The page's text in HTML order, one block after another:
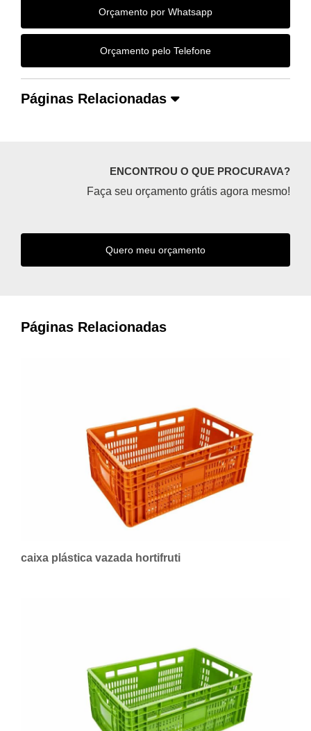
Orçamento por Whatsapp
Orçamento pelo Telefone
Páginas Relacionadas
ENCONTROU O QUE PROCURAVA?
Faça seu orçamento grátis agora mesmo!
Quero meu orçamento
Páginas Relacionadas
caixa plástica vazada hortifruti